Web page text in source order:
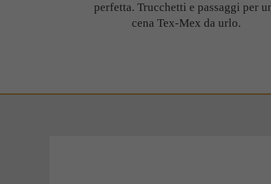
perfetta. Trucchetti e passaggi per
cena Tex-Mex da urlo.